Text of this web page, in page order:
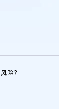
险？